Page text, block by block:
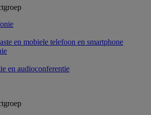
en mobiele telefoon en smartphone
en audioconferentie